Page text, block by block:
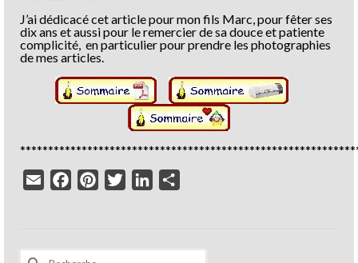
J’ai dédicacé cet article pour mon fils Marc, pour fêter ses
dix ans et aussi pour le remercier de sa douce et patiente
complicité, en particulier pour prendre les photographies
de mes articles.
Email
FacebookPinterestTwitterLinkedIn
Rechercher :